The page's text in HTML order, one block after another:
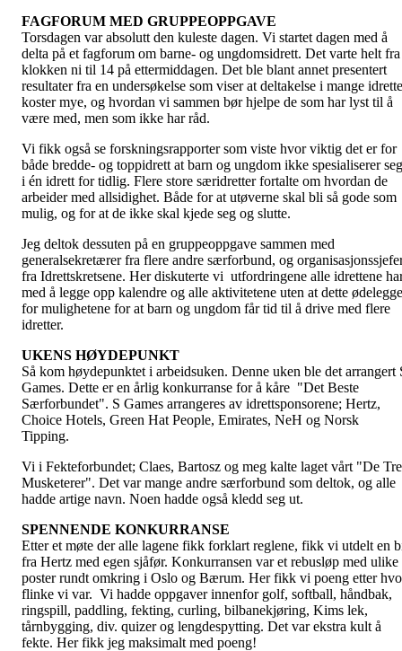
FAGFORUM MED GRUPPEOPPGAVE
Torsdagen var absolutt den kuleste dagen. Vi startet dagen med å
delta på et fagforum om barne- og ungdomsidrett. Det varte helt fra
klokken ni til 14 på ettermiddagen. Det ble blant annet presentert
resultater fra en undersøkelse som viser at deltakelse i mange
koster mye, og hvordan vi sammen bør hjelpe de som har lyst til å
være med, men som ikke har råd.
Vi fikk også se forskningsrapporter som viste hvor viktig det er for
både bredde- og toppidrett at barn og ungdom ikke spesialiserer seg
i én idrett for tidlig. Flere store særidretter fortalte om hvordan de
arbeider med allsidighet. Både for at utøverne skal bli så gode som
mulig, og for at de ikke skal kjede seg og slutte.
Jeg deltok dessuten på en gruppeoppgave sammen med
generalsekretærer fra flere andre særforbund, og
fra Idrettskretsene. Her diskuterte vi utfordringene alle idrettene
med å legge opp kalendre og alle aktivitetene uten at dette
for mulighetene for at barn og ungdom får tid til å drive med flere
idretter.
UKENS HØYDEPUNKT
Så kom høydepunktet i arbeidsuken. Denne uken ble det arrangert
Games. Dette er en årlig konkurranse for å kåre "Det Beste
Særforbundet". S Games arrangeres av idrettsponsorene; Hertz,
Choice Hotels, Green Hat People, Emirates, NeH og Norsk
Tipping.
Vi i Fekteforbundet; Claes, Bartosz og meg kalte laget vårt "De Tre
Musketerer". Det var mange andre særforbund som deltok, og alle
hadde artige navn. Noen hadde også kledd seg ut.
SPENNENDE KONKURRANSE
Etter et møte der alle lagene fikk forklart reglene, fikk vi utdelt en
fra Hertz med egen sjåfør. Konkurransen var et rebusløp med ulike
poster rundt omkring i Oslo og Bærum. Her fikk vi poeng etter
flinke vi var. Vi hadde oppgaver innenfor golf, softball, håndbak,
ringspill, paddling, fekting, curling, bilbanekjøring, Kims lek,
tårnbygging, div. quizer og lengdespytting. Det var ekstra kult å
fekte. Her fikk jeg maksimalt med poeng!